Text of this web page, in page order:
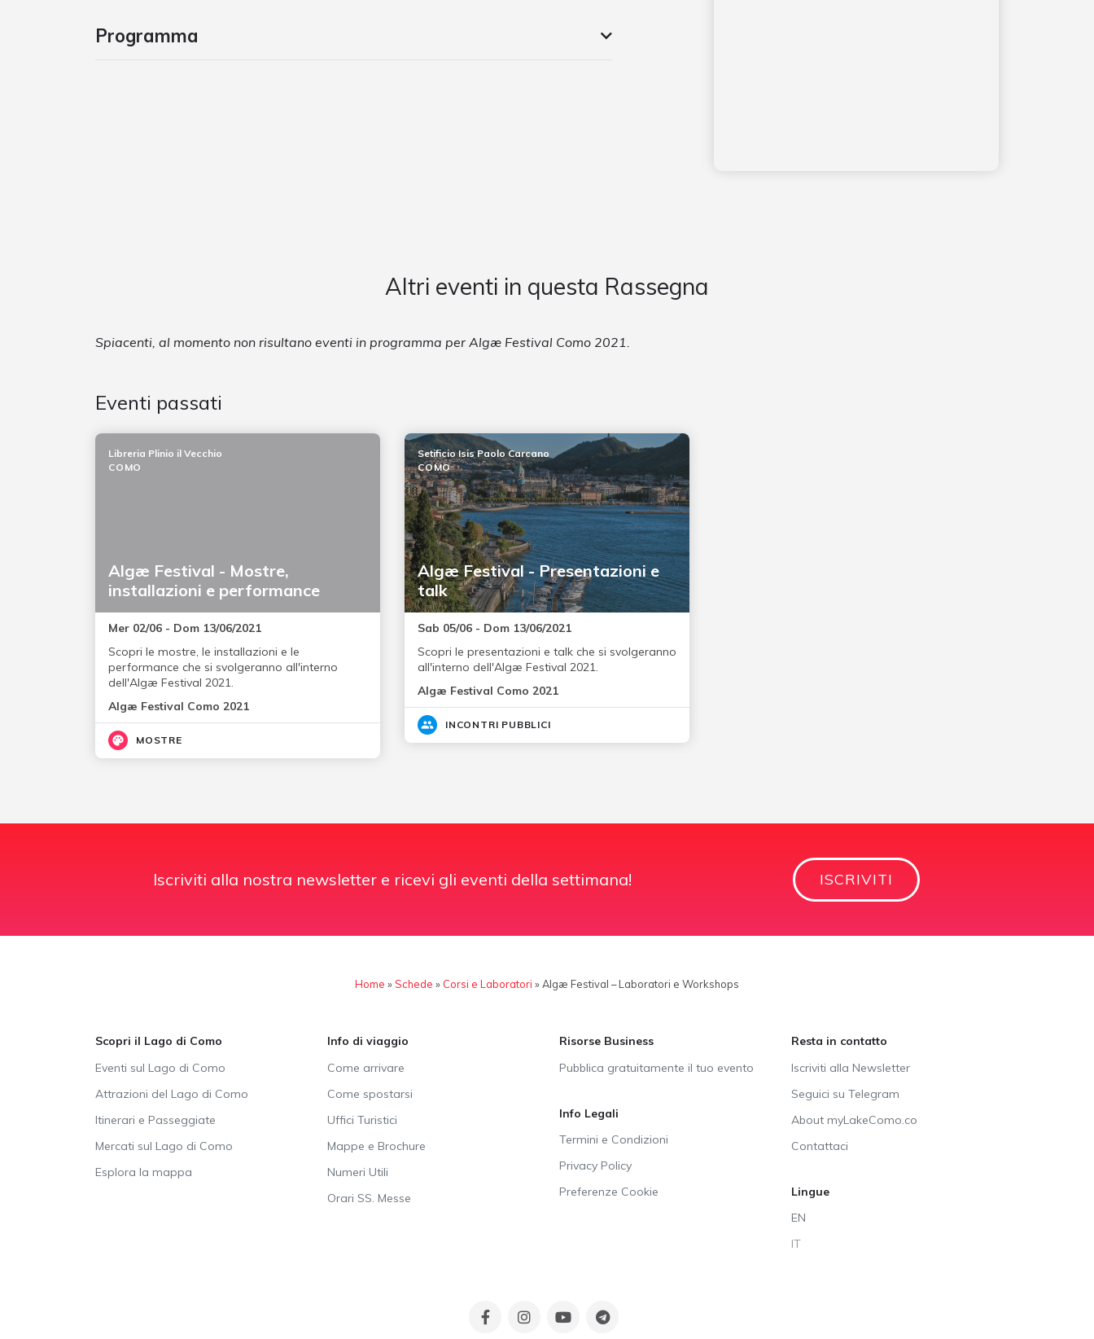
Programma
Altri eventi in questa Rassegna
Spiacenti, al momento non risultano eventi in programma per Algæ Festival Como 2021.
Eventi passati
Algæ Festival - Mostre,
installazioni e performance
Libreria Plinio il Vecchio
COMO
Mer 02/06 - Dom 13/06/2021
Scopri le mostre, le installazioni e le
performance che si svolgeranno all'interno
dell'Algæ Festival 2021.
Algæ Festival Como 2021
MOSTRE
Algæ Festival - Presentazioni e
talk
Setificio Isis Paolo Carcano
COMO
Sab 05/06 - Dom 13/06/2021
Scopri le presentazioni e talk che si svolgeranno
all'interno dell'Algæ Festival 2021.
Algæ Festival Como 2021
INCONTRI PUBBLICI
Iscriviti alla nostra newsletter e ricevi gli eventi della settimana! ISCRIVITI
Home »Schede » Corsi e Laboratori »Algæ Festival – Laboratori e Workshops
Scopri il Lago di Como
Eventi sul Lago di Como
Attrazioni del Lago di Como
Itinerari e Passeggiate
Mercati sul Lago di Como
Esplora la mappa
Info di viaggio
Come arrivare
Come spostarsi
Uffici Turistici
Mappe e Brochure
Numeri Utili
Orari SS. Messe
Risorse Business
Pubblica gratuitamente il tuo evento
Info Legali
Termini e Condizioni
Privacy Policy
Preferenze Cookie
Resta in contatto
Iscriviti alla Newsletter
Seguici su Telegram
About myLakeComo.co
Contattaci
Lingue
EN
IT